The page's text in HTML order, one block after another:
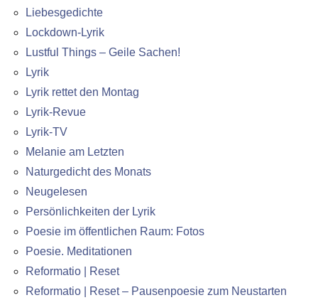
Liebesgedichte
Lockdown-Lyrik
Lustful Things – Geile Sachen!
Lyrik
Lyrik rettet den Montag
Lyrik-Revue
Lyrik-TV
Melanie am Letzten
Naturgedicht des Monats
Neugelesen
Persönlichkeiten der Lyrik
Poesie im öffentlichen Raum: Fotos
Poesie. Meditationen
Reformatio | Reset
Reformatio | Reset – Pausenpoesie zum Neustarten